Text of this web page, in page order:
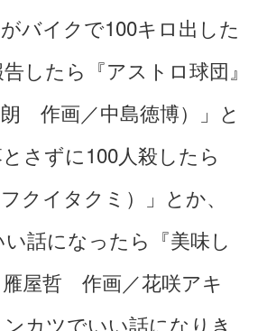
がバイクで100キロ出した
したら『アストロ球団』
朗 作画／中島徳博）」と
さずに100人殺したら
クイタクミ）」とか、
い話になったら『美味し
屋哲 作画／花咲アキ
カツでいい話になりき